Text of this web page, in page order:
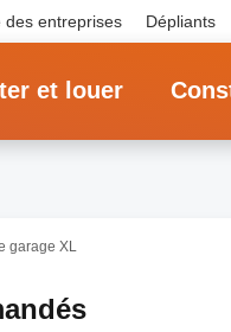
des entreprises Dépliants
et louer
garage XL